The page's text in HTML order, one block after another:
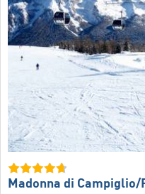
Madonna di